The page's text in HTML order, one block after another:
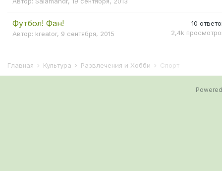
Футбол! Фан!
Автор: kreator, 9 сентября, 2015
10
2,4k
Главная Культура Развлечения и Хобби Спорт